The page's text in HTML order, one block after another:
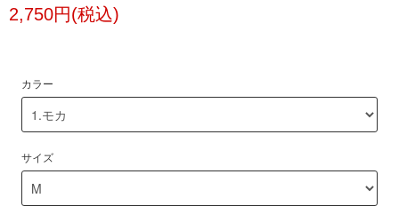
2,750円(税込)
カラー
サイズ